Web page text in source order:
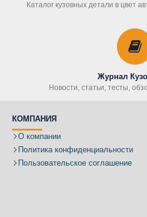
Каталог кузовных детали в цвет
Журнал
Новости, статьи, тесты,
КОМПАНИЯ
О компании
Политика конфиденциальности
Пользовательское соглашение